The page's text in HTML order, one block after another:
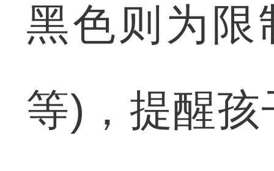
黑色则为限
等)，提醒